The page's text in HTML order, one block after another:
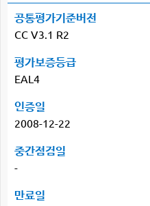
공통평가기준버전
CC V3.1 R2
평가보증등급
EAL4
인증일
2008-12-22
중간점검일
-
만료일